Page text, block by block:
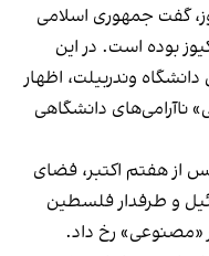
گفت جمهوری اسلامی
بوده است. در این
وندربیلت، اظهار
ناآرامی‌های دانشگاهی
از هفتم اکتبر، فضای
و طرفدار فلسطین
«مصنوعی» رخ داد.